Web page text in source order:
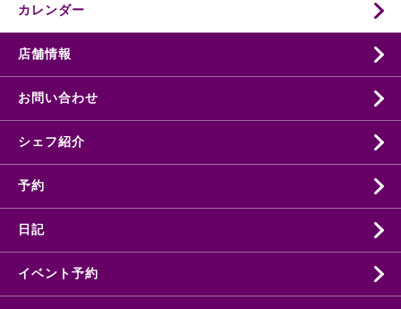
カレンダー
店舗情報
お問い合わせ
シェフ紹介
予約
日記
イベント予約